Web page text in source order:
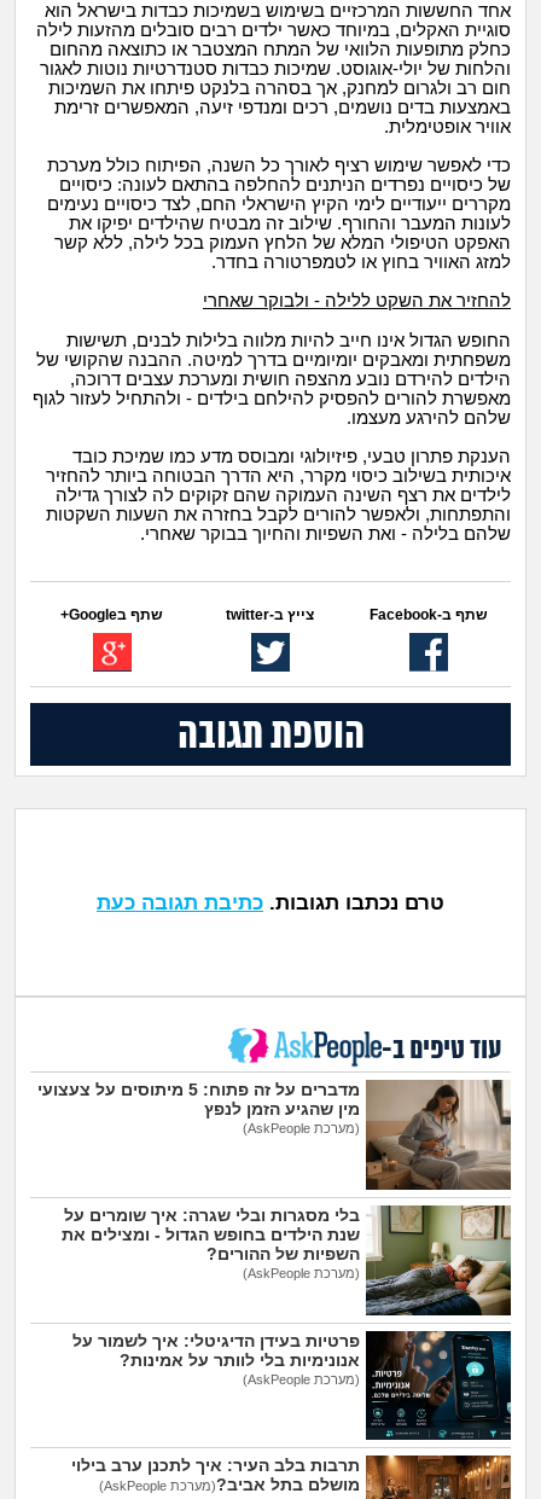
אחד החששות המרכזיים בשימוש בשמיכות כבדות בישראל הוא
סוגיית האקלים, במיוחד כאשר ילדים רבים סובלים מהזעות לילה
כחלק מתופעות הלוואי של המתח המצטבר או כתוצאה מהחום
והלחות של יולי-אוגוסט. שמיכות כבדות סטנדרטיות נוטות לאגור
חום רב ולגרום למחנק, אך בסהרה בלנקט פיתחו את השמיכות
באמצעות בדים נושמים, רכים ומנדפי זיעה, המאפשרים זרימת
אוויר אופטימלית.
כדי לאפשר שימוש רציף לאורך כל השנה, הפיתוח כולל מערכת
של כיסויים נפרדים הניתנים להחלפה בהתאם לעונה: כיסויים
מקררים ייעודיים לימי הקיץ הישראלי החם, לצד כיסויים נעימים
לעונות המעבר והחורף. שילוב זה מבטיח שהילדים יפיקו את
האפקט הטיפולי המלא של הלחץ העמוק בכל לילה, ללא קשר
למזג האוויר בחוץ או לטמפרטורה בחדר.
להחזיר את השקט ללילה - ולבוקר שאחרי
החופש הגדול אינו חייב להיות מלווה בלילות לבנים, תשישות
משפחתית ומאבקים יומיומיים בדרך למיטה. ההבנה שהקושי של
הילדים להירדם נובע מהצפה חושית ומערכת עצבים דרוכה,
מאפשרת להורים להפסיק להילחם בילדים - ולהתחיל לעזור לגוף
שלהם להירגע מעצמו.
הענקת פתרון טבעי, פיזיולוגי ומבוסס מדע כמו שמיכת כובד
איכותית בשילוב כיסוי מקרר, היא הדרך הבטוחה ביותר להחזיר
לילדים את רצף השינה העמוקה שהם זקוקים לה לצורך גדילה
והתפתחות, ולאפשר להורים לקבל בחזרה את השעות השקטות
שלהם בלילה - ואת השפיות והחיוך בבוקר שאחרי.
שתף ב-Facebook צייץ ב-twitter שתף בGoogle+
הוספת תגובה
טרם נכתבו תגובות. כתיבת תגובה כעת
עוד טיפים ב-
מדברים על זה פתוח: 5 מיתוסים על צעצועי
מין שהגיע הזמן לנפץ
(מערכת AskPeople)
בלי מסגרות ובלי שגרה: איך שומרים על
שנת הילדים בחופש הגדול - ומצילים את
השפיות של ההורים?
(מערכת AskPeople)
פרטיות בעידן הדיגיטלי: איך לשמור על
אנונימיות בלי לוותר על אמינות?
(מערכת AskPeople)
תרבות בלב העיר: איך לתכנן ערב בילוי
מושלם בתל אביב?(מערכת AskPeople)